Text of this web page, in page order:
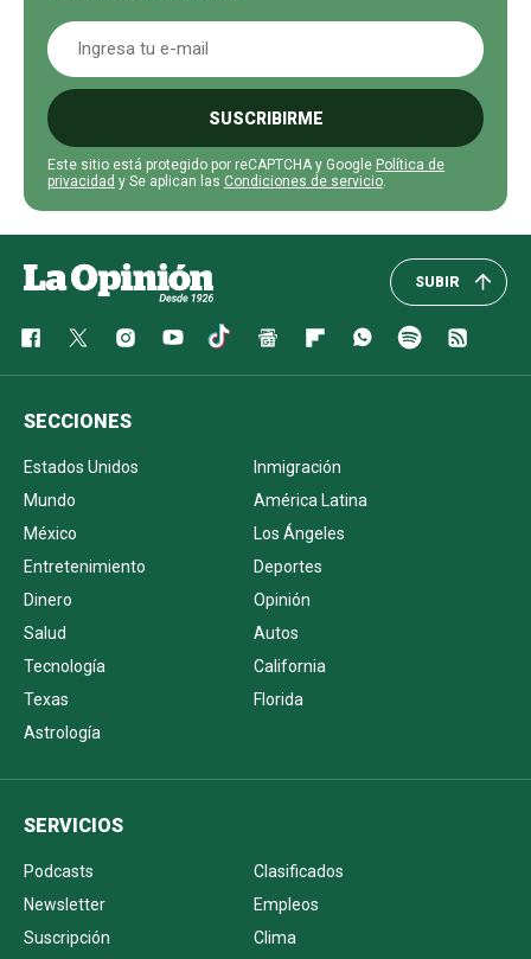
SUSCRIBIRME
Este sitio está protegido por reCAPTCHA y Google Política de
privacidad y Se aplican las Condiciones de servicio.
SUBIR
SECCIONES
Estados Unidos
Inmigración
Mundo
América Latina
México
Los Ángeles
Entretenimiento
Deportes
Dinero
Opinión
Salud
Autos
Tecnología
California
Texas
Florida
Astrología
SERVICIOS
Podcasts
Clasificados
Newsletter
Empleos
Suscripción
Clima